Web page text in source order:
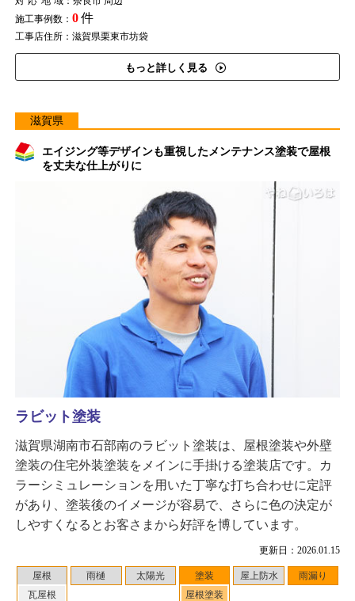
施工事例数： 0件
工事店住所：滋賀県栗東市坊袋
もっと詳しく見る
滋賀県
エイジング等デザインも重視したメンテナンス塗装で屋根
を丈夫な仕上がりに
更新日：2026.01.15
屋根
瓦屋根
雨樋 太陽光
塗装
屋根塗装
屋上防水 雨漏り
ラビット塗装
滋賀県湖南市石部南のラビット塗装は、屋根塗装や外壁
塗装の住宅外装塗装をメインに手掛ける塗装店です。カ
ラーシミュレーションを用いた丁寧な打ち合わせに定評
があり、塗装後のイメージが容易で、さらに色の決定が
しやすくなるとお客さまから好評を博しています。